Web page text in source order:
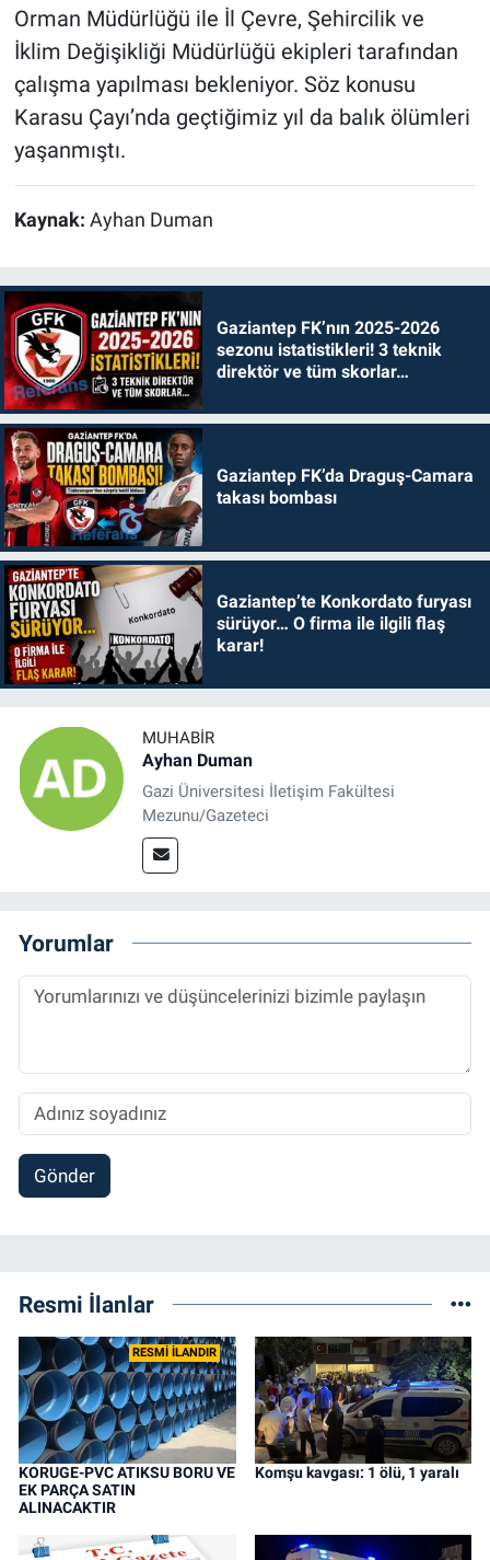
Orman Müdürlüğü ile İl Çevre, Şehircilik ve
İklim Değişikliği Müdürlüğü ekipleri tarafından
çalışma yapılması bekleniyor. Söz konusu
Karasu Çayı’nda geçtiğimiz yıl da balık ölümleri
yaşanmıştı.
Kaynak: Ayhan Duman
Gaziantep FK’nın 2025-2026
sezonu istatistikleri! 3 teknik
direktör ve tüm skorlar…
Gaziantep FK’da Draguş-Camara
takası bombası
Gaziantep’te Konkordato furyası
sürüyor… O firma ile ilgili flaş
karar!
MUHABIR
Ayhan Duman
Gazi Üniversitesi İletişim Fakültesi
Mezunu/Gazeteci
Yorumlar
Gönder
Resmi İlanlar
RESMİ İLANDIR
KORUGE-PVC ATIKSU BORU VE
EK PARÇA SATIN
ALINACAKTIR
Komşu kavgası: 1 ölü, 1 yaralı